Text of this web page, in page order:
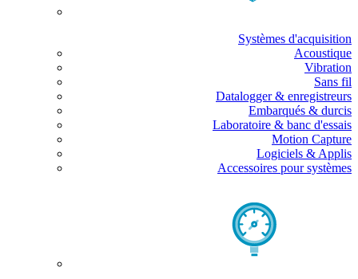
Systèmes d'acquisition
Acoustique
Vibration
Sans fil
Datalogger & enregistreurs
Embarqués & durcis
Laboratoire & banc d'essais
Motion Capture
Logiciels & Applis
Accessoires pour systèmes